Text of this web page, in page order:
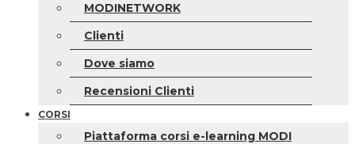
MODINETWORK
Clienti
Dove siamo
Recensioni Clienti
CORSI
Piattaforma corsi e-learning MODI